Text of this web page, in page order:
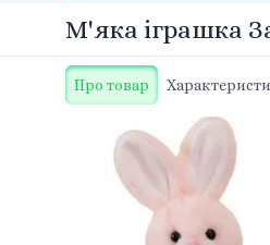
М'яка іграшка
Про товар